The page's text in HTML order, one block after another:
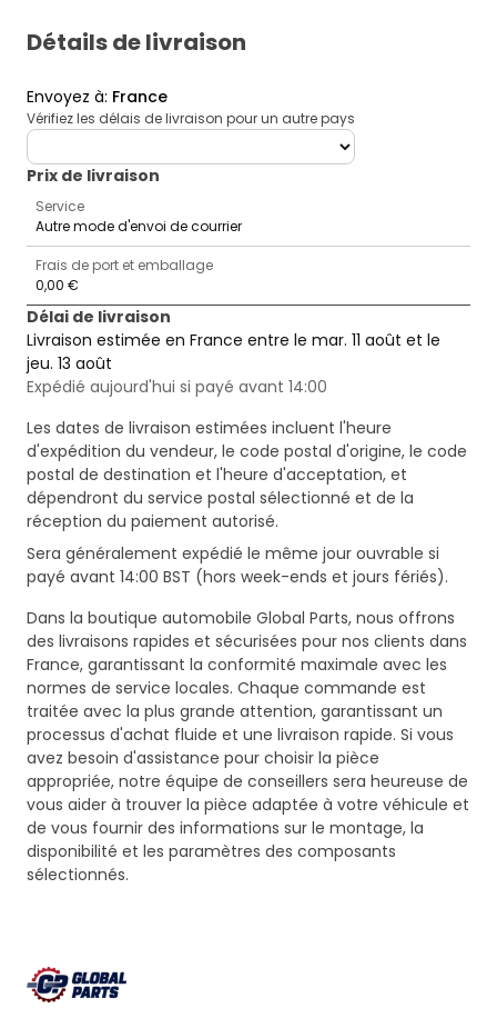
Détails de livraison
Envoyez à: France
Vérifiez les délais de livraison pour un autre pays
deliveryCountry
Prix ​​de livraison
Service
Autre mode d'envoi de courrier
Frais de port et emballage
0,00 €
Délai de livraison
Livraison estimée en France entre le mar. 11 août et le
jeu. 13 août
Expédié aujourd'hui si payé avant 14:00
Les dates de livraison estimées incluent l'heure
d'expédition du vendeur, le code postal d'origine, le code
postal de destination et l'heure d'acceptation, et
dépendront du service postal sélectionné et de la
réception du paiement autorisé.
Sera généralement expédié le même jour ouvrable si
payé avant 14:00 BST (hors week-ends et jours fériés).
Dans la boutique automobile Global Parts, nous offrons
des livraisons rapides et sécurisées pour nos clients dans
France, garantissant la conformité maximale avec les
normes de service locales. Chaque commande est
traitée avec la plus grande attention, garantissant un
processus d'achat fluide et une livraison rapide. Si vous
avez besoin d'assistance pour choisir la pièce
appropriée, notre équipe de conseillers sera heureuse de
vous aider à trouver la pièce adaptée à votre véhicule et
de vous fournir des informations sur le montage, la
disponibilité et les paramètres des composants
sélectionnés.